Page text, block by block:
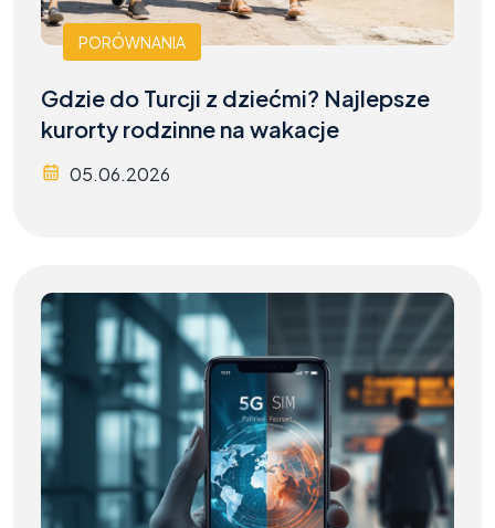
PORÓWNANIA
Gdzie do Turcji z dziećmi? Najlepsze
kurorty rodzinne na wakacje
05.06.2026